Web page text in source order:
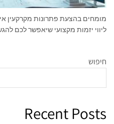
מומחים בהצעת פתרונות מקרקעין
ליווי יזמות מקצועי שיאפשר לכם
חיפוש
Recent Posts